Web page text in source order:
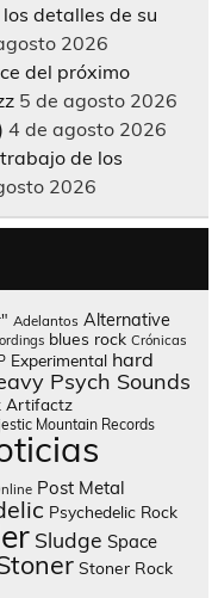
detalles de su
2026
del próximo
5 de agosto 2026
4 de agosto 2026
de los
2026
Adelantos Alternative
blues rock Crónicas
Experimental hard
Psych Sounds
Artifactz
Mountain Records
Post Metal
Psychedelic Rock
Sludge Space
Stoner Rock